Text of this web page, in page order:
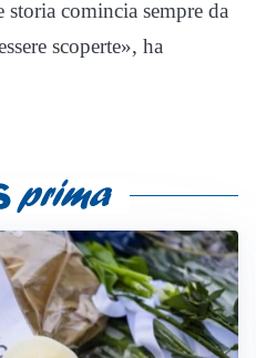
comincia sempre da
scoperte», ha